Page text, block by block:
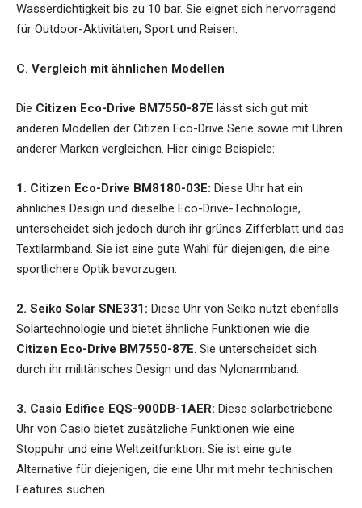
Wasserdichtigkeit bis zu 10 bar. Sie eignet sich hervorragend
für Outdoor-Aktivitäten, Sport und Reisen.
C. Vergleich mit ähnlichen Modellen
Die Citizen Eco-Drive BM7550-87E lässt sich gut mit
anderen Modellen der Citizen Eco-Drive Serie sowie mit Uhren
anderer Marken vergleichen. Hier einige Beispiele:
1. Citizen Eco-Drive BM8180-03E: Diese Uhr hat ein
ähnliches Design und dieselbe Eco-Drive-Technologie,
unterscheidet sich jedoch durch ihr grünes Zifferblatt und das
Textilarmband. Sie ist eine gute Wahl für diejenigen, die eine
sportlichere Optik bevorzugen.
2. Seiko Solar SNE331: Diese Uhr von Seiko nutzt ebenfalls
Solartechnologie und bietet ähnliche Funktionen wie die
Citizen Eco-Drive BM7550-87E . Sie unterscheidet sich
durch ihr militärisches Design und das Nylonarmband.
3. Casio Edifice EQS-900DB-1AER: Diese solarbetriebene
Uhr von Casio bietet zusätzliche Funktionen wie eine
Stoppuhr und eine Weltzeitfunktion. Sie ist eine gute
Alternative für diejenigen, die eine Uhr mit mehr technischen
Features suchen.